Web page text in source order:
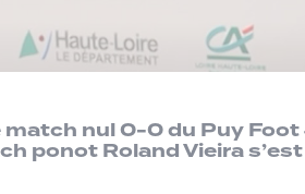
match nul 0-0 du Puy Foot
ponot Roland Vieira